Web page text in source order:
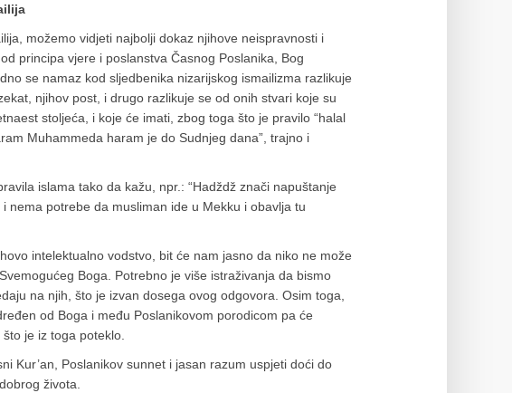
možemo vidjeti najbolji dokaz njihove neispravnosti i
principa vjere i poslanstva Časnog Poslanika, Bog
se namaz kod sljedbenika nizarijskog ismailizma razlikuje
njihov post, i drugo razlikuje se od onih stvari koje su
stoljeća, i koje će imati, zbog toga što je pravilo “halal
Muhammeda haram je do Sudnjeg dana”, trajno i
islama tako da kažu, npr.: “Hadždž znači napuštanje
nema potrebe da musliman ide u Mekku i obavlja tu
intelektualno vodstvo, bit će nam jasno da niko ne može
Boga. Potrebno je više istraživanja da bismo
na njih, što je izvan dosega ovog odgovora. Osim toga,
od Boga i među Poslanikovom porodicom pa će
je iz toga poteklo.
Kur’an, Poslanikov sunnet i jasan razum uspjeti doći do
života.